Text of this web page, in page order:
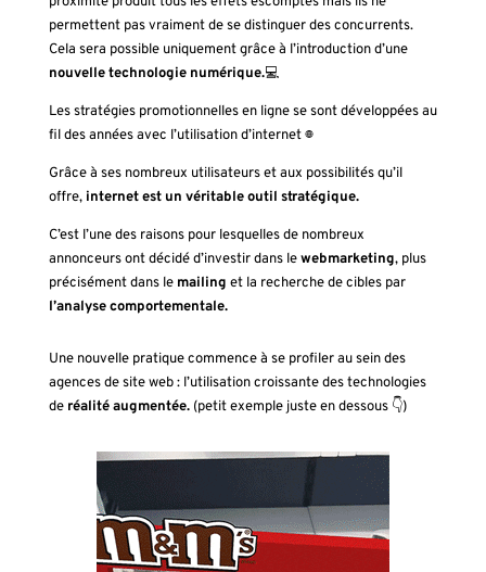
permettent pas vraiment de se distinguer des concurrents.
Cela sera possible uniquement grâce à l’introduction d’une
nouvelle technologie numérique.💻
Les stratégies promotionnelles en ligne se sont développées au
fil des années avec l’utilisation d’internet 🌐
Grâce à ses nombreux utilisateurs et aux possibilités qu’il
offre,internet est un véritable outil stratégique.
C’est l’une des raisons pour lesquelles de nombreux
annonceurs ont décidé d’investir dans lewebmarketing, plus
précisément dans le mailing et la recherche de cibles par
l’analyse comportementale.
Une nouvelle pratique commence à se profiler au sein des
agences de site web : l’utilisation croissante des technologies
de réalité augmentée.(petit exemple juste en dessous 👇)